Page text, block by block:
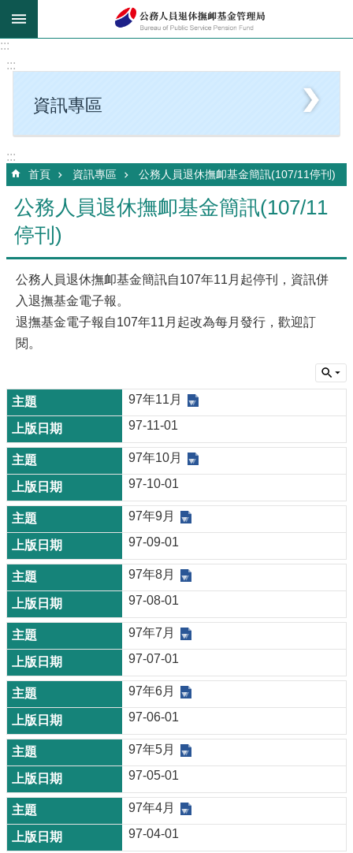
跳到主要內容區塊
:::
:::
資訊專區
:::
首頁 資訊專區 公務人員退休撫卹基金簡訊(107/11停刊)
公務人員退休撫卹基金簡訊(107/11
停刊)
公務人員退休撫卹基金簡訊自107年11月起停刊，資訊併
入退撫基金電子報。
退撫基金電子報自107年11月起改為每月發行，歡迎訂
閱。
97年11月
97-11-01
97年10月
97-10-01
97年9月
97-09-01
97年8月
97-08-01
97年7月
97-07-01
97年6月
97-06-01
97年5月
97-05-01
97年4月
97-04-01